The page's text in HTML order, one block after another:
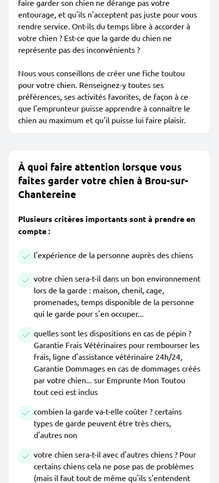
faire garder son chien ne dérange pas votre
entourage, et qu'ils n'acceptent pas juste pour vous
rendre service. Ont-ils du temps libre à accorder à
votre chien ? Est-ce que la garde du chien ne
représente pas des inconvénients ?
Nous vous conseillons de créer une fiche toutou
pour votre chien. Renseignez-y toutes ses
préférences, ses activités favorites, de façon à ce
que l'emprunteur puisse apprendre à connaître le
chien au maximum et qu'il puisse lui faire plaisir.
À quoi faire attention lorsque vous
faites garder votre chien à Brou-sur-
Chantereine
Plusieurs critères importants sont à prendre en
compte :
l'expérience de la personne auprès des chiens
votre chien sera-t-il dans un bon environnement
lors de la garde : maison, chenil, cage,
promenades, temps disponible de la personne
qui le garde pour s'en occuper...
quelles sont les dispositions en cas de pépin ?
Garantie Frais Vétérinaires pour rembourser les
frais, ligne d'assistance vétérinaire 24h/24,
Garantie Dommages en cas de dommages créés
par votre chien... sur Emprunte Mon Toutou
tout ceci est inclus
combien la garde va-t-elle coûter ? certains
types de garde peuvent être très chers,
d'autres non
votre chien sera-t-il avec d'autres chiens ? Pour
certains chiens cela ne pose pas de problèmes
(mais il faut tout de même qu'ils s'entendent